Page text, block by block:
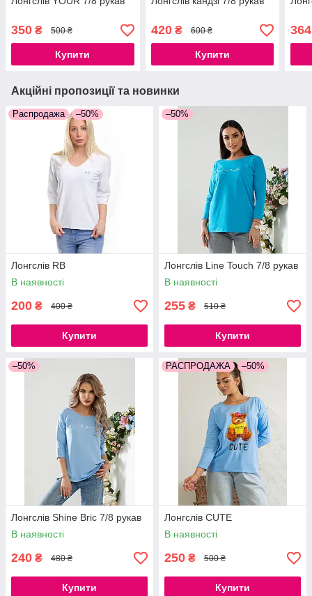
350 ₴ 500 ₴
Купити
420₴ 600 ₴
Купити
364
Акційні пропозиції та новинки
Распродажа –50%
Лонгслів RB
В наявності
200 ₴ 400 ₴
Купити
–50%
Лонгслів Line Touch 7/8 рукав
В наявності
255 ₴ 510 ₴
Купити
–50%
Лонгслів Shine Bric 7/8 рукав
В наявності
240 ₴ 480 ₴
Купити
РАСПРОДАЖА –50%
Лонгслів CUTE
В наявності
250 ₴ 500 ₴
Купити